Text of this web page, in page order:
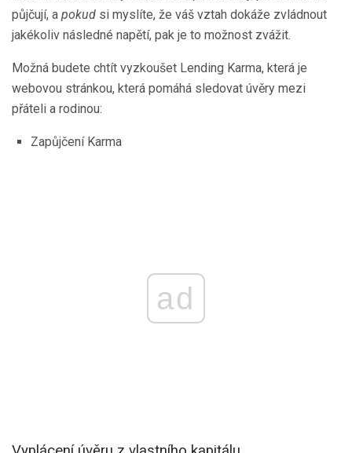
půjčují, a pokud si myslíte, že váš vztah dokáže zvládnout
jakékoliv následné napětí, pak je to možnost zvážit.
Možná budete chtít vyzkoušet Lending Karma, která je
webovou stránkou, která pomáhá sledovat úvěry mezi
přáteli a rodinou:
Zapůjčení Karma
ad